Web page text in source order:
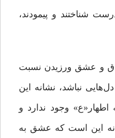
شناختند و پیمودند،
و عشق ورزیدن نسبت
نباشد، نشانه این
وجود ندارد و
این است که عشق به